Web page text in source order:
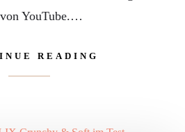
YouTube.…
READING